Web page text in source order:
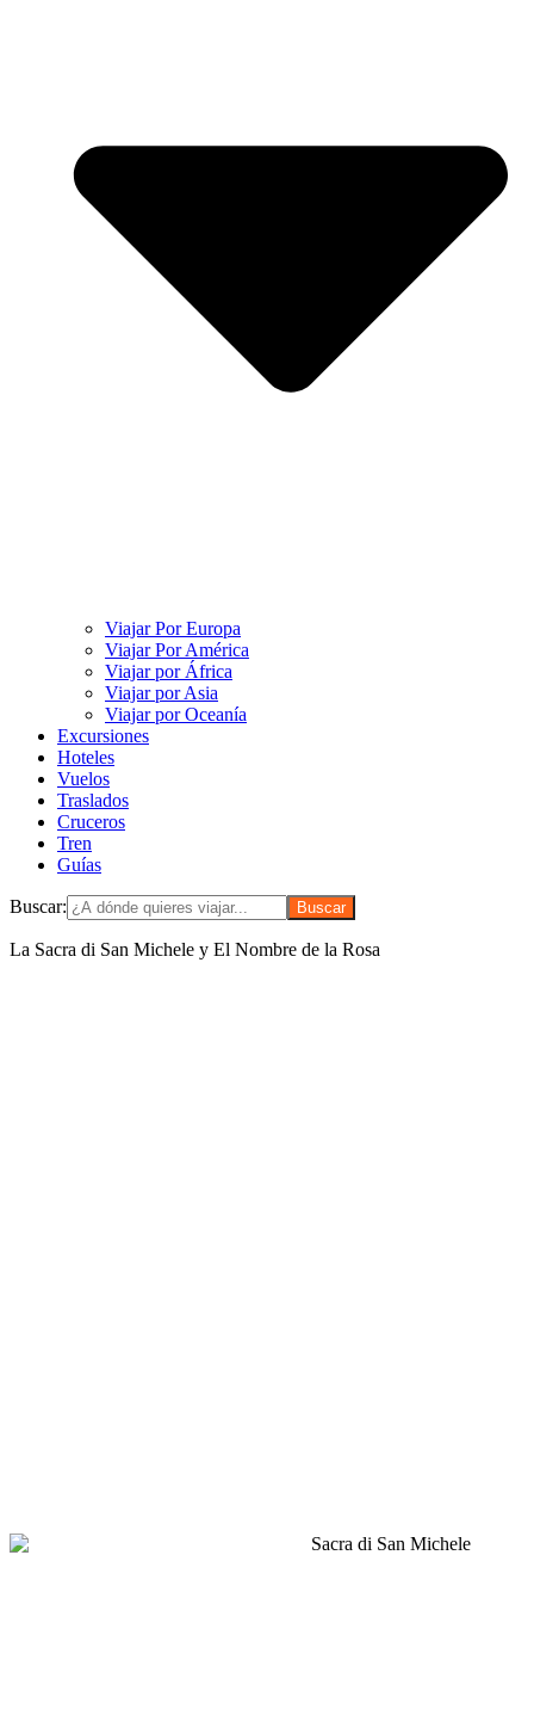
Viajar Por Europa
Viajar Por América
Viajar por África
Viajar por Asia
Viajar por Oceanía
Excursiones
Hoteles
Vuelos
Traslados
Cruceros
Tren
Guías
Buscar:
La Sacra di San Michele y El Nombre de la Rosa